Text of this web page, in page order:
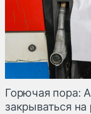
Горючая пора:
закрываться